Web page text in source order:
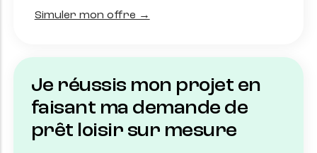
Simuler mon offre →
Je réussis mon projet en
faisant ma demande de
prêt loisir sur mesure